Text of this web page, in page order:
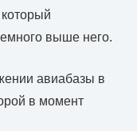
выше него.
авиабазы в
в момент